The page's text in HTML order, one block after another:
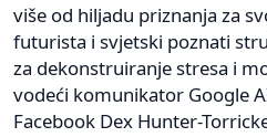
više od hiljadu priznanja za
futurista i svjetski poznati
za dekonstruiranje stresa i
vodeći komunikator Google
Facebook Dex Hunter-